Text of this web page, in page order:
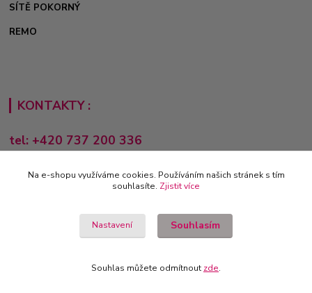
SÍTĚ POKORNÝ
REMO
KONTAKTY :
tel: +420 737 200 336
Pondělí-Pátek: 8 - 17 hodin
obchod@e-sporting.cz
Na e-shopu využíváme cookies. Používáním našich stránek s tím
souhlasíte. Zjistit více
Nastavení Souhlasím
Souhlas můžete odmítnout zde.